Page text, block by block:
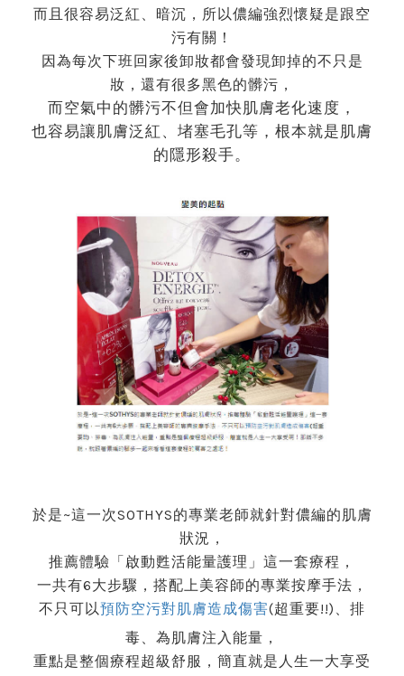
而且很容易泛紅、暗沉，所以儂編強烈懷疑是跟空
污有關！
因為每次下班回家後卸妝都會發現卸掉的不只是
妝，還有很多黑色的髒污，
而空氣中的髒污不但會加快肌膚老化速度，
也容易讓肌膚泛紅、堵塞毛孔等，根本就是肌膚
的隱形殺手。
於是~這一次SOTHYS的專業老師就針對儂編的肌膚
狀況，
推薦體驗「啟動甦活能量護理」這一套療程，
一共有6大步驟，搭配上美容師的專業按摩手法，
不只可以預防空污對肌膚造成傷害(超重要!!)、排
毒、為肌膚注入能量，
重點是整個療程超級舒服，簡直就是人生一大享受